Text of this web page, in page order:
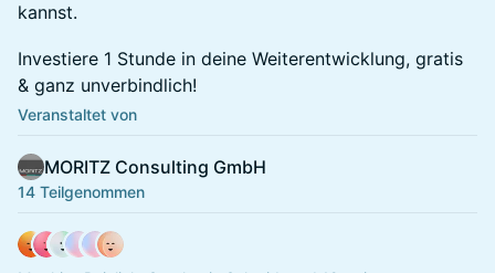
kannst.
Investiere 1 Stunde in deine Weiterentwicklung, gratis
& ganz unverbindlich!
Veranstaltet von
MORITZ Consulting GmbH
14 Teilgenommen